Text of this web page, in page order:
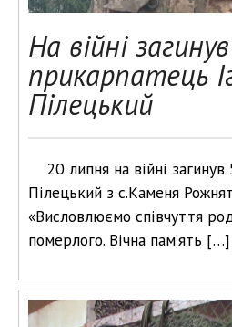
На війні загинув
прикарпатець
Пілецький
20 липня на війні загинув
Пілецький з с.Каменя
«Висловлюємо співчуття
померлого. Вічна пам’ять […]